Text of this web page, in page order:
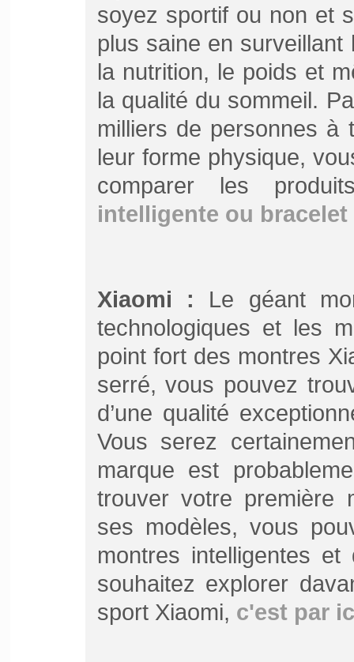
soyez sportif ou non et
plus saine en surveillant
la nutrition, le poids et
la qualité du sommeil.
milliers de personnes à
leur forme physique,
comparer les
intelligente ou
Xiaomi : Le géant
technologiques et les
point fort des montres
serré, vous pouvez
d’une qualité
Vous serez
marque est
trouver votre première
ses modèles, vous
montres intelligentes et
souhaitez explorer
sport Xiaomi, c'est par